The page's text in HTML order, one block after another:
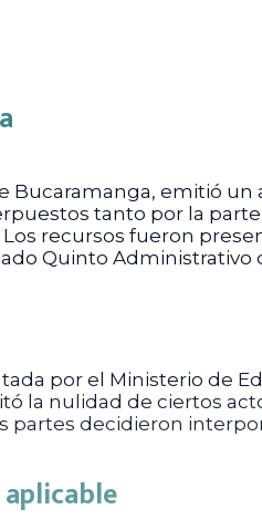
Bucaramanga, emitió
tanto por la
recursos fueron
Quinto
por el Ministerio de
la nulidad de ciertos
partes decidieron